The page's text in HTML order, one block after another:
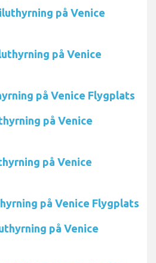
på Venice
på Venice
på Venice Flygplats
på Venice
på Venice
på Venice Flygplats
på Venice